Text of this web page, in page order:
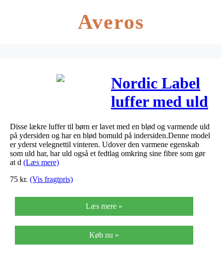
Averos
Nordic Label
luffer med uld
– Grå
Disse lækre luffer til børn er lavet med en blød og varmende uld
på ydersiden og har en blød bomuld på indersiden.Denne model
er yderst velegnettil vinteren. Udover den varmene egenskab
som uld har, har uld også et fedtlag omkring sine fibre som gør
at d (Læs mere)
75 kr. (Vis fragtpris)
Læs mere »
Køb nu »